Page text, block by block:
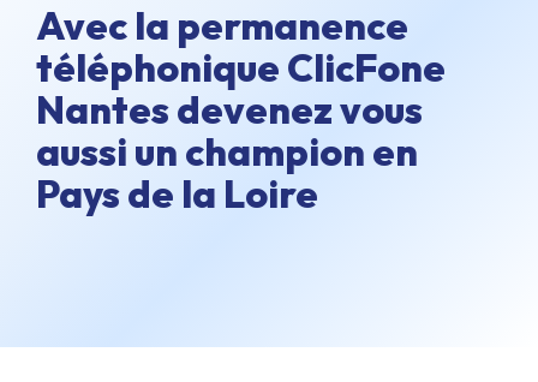
Avec la permanence
téléphonique ClicFone
Nantes devenez vous
aussi un champion en
Pays de la Loire